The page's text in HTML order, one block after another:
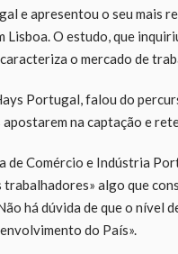
e apresentou o seu mais
Lisboa. O estudo, que
o mercado de
Portugal, falou do
na captação e
de Comércio e Indústria
algo que
há dúvida de que o nível
do País».